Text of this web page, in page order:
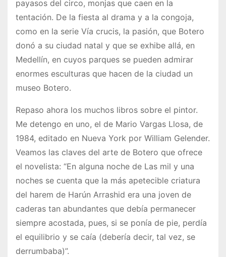
payasos del circo, monjas que caen en la
tentación. De la fiesta al drama y a la congoja,
como en la serie Vía crucis, la pasión, que Botero
donó a su ciudad natal y que se exhibe allá, en
Medellín, en cuyos parques se pueden admirar
enormes esculturas que hacen de la ciudad un
museo Botero.
Repaso ahora los muchos libros sobre el pintor.
Me detengo en uno, el de Mario Vargas Llosa, de
1984, editado en Nueva York por William Gelender.
Veamos las claves del arte de Botero que ofrece
el novelista: “En alguna noche de Las mil y una
noches se cuenta que la más apetecible criatura
del harem de Harún Arrashid era una joven de
caderas tan abundantes que debía permanecer
siempre acostada, pues, si se ponía de pie, perdía
el equilibrio y se caía (debería decir, tal vez, se
derrumbaba)”.